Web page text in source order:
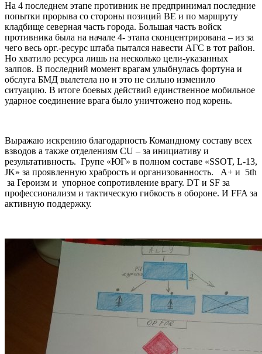
На 4 последнем этапе противник не предпринимал последние
попытки прорыва со стороны позиций BE и по маршруту
кладбище северная часть города. Большая часть войск
противника была на начале 4- этапа сконцентрирована – из за
чего весь орг.-ресурс штаба пытался навести АГС в тот район.
Но хватило ресурса лишь на несколько цели-указанных
залпов. В последний момент врагам улыбнулась фортуна и
обслуга БМД вылетела но и это не сильно изменило
ситуацию. В итоге боевых действий единственное мобильное
ударное соединение врага было уничтожено под корень.
Выражаю искрению благодарность Командному составу всех
взводов а также отделениям CU – за инициативу и
результативность. Групе «ЮГ» в полном составе «SSOT, L-13,
JK» за проявленную храбрость и организованность. A+ и 5th
за Героизм и упорное сопротивление врагу. DT и SF за
профессионализм и тактическую гибкость в обороне. И FFA за
активную поддержку.